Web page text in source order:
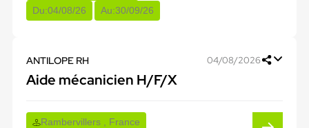
Du:04/08/26 Au:30/09/26
ANTILOPE RH 04/08/2026
Aide mécanicien H/F/X
Rambervillers , France